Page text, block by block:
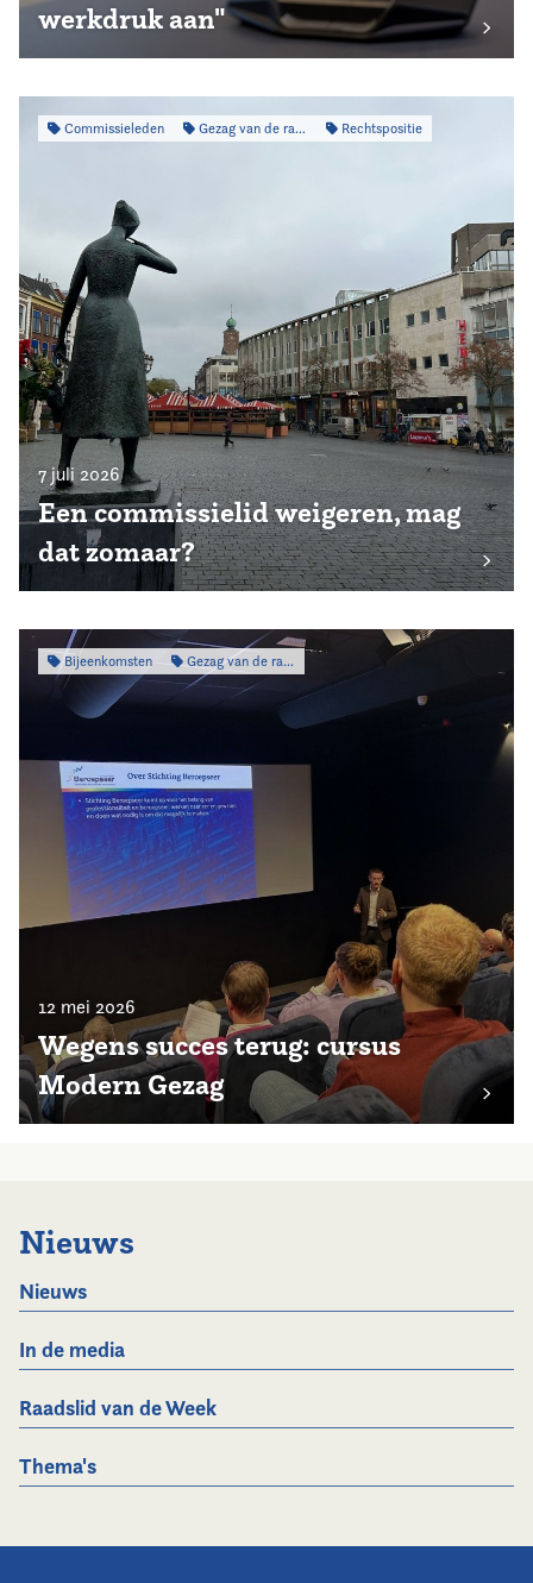
werkdruk aan"
Commissieleden Gezag van de raad Rechtspositie
7 juli 2026
Een commissielid weigeren, mag
dat zomaar?
Bijeenkomsten Gezag van de raad
12 mei 2026
Wegens succes terug: cursus
Modern Gezag
Nieuws
Nieuws
In de media
Raadslid van de Week
Thema's